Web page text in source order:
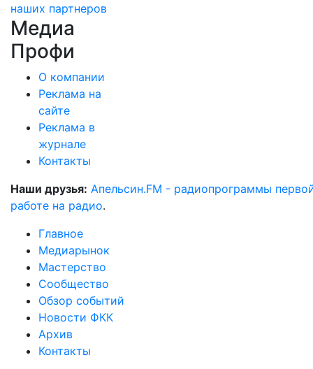
наших партнеров
Медиа
Профи
О компании
Реклама на
сайте
Реклама в
журнале
Контакты
Наши друзья: Апельсин.FM - радиопрограммы
работе на радио.
Главное
Медиарынок
Мастерство
Сообщество
Обзор событий
Новости ФКК
Архив
Контакты